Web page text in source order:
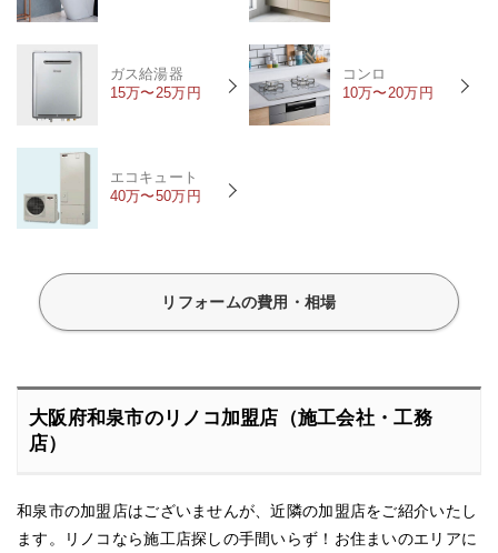
ガス給湯器
15万〜25万円
コンロ
10万〜20万円
エコキュート
40万〜50万円
リフォームの費用・相場
大阪府和泉市のリノコ加盟店（施工会社・工務
店）
和泉市の加盟店はございませんが、近隣の加盟店をご紹介いたし
ます。リノコなら施工店探しの手間いらず！お住まいのエリアに